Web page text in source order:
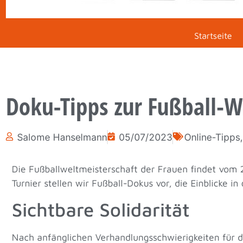
Startseite
Doku-Tipps zur Fußball-
Salome Hanselmann 05/07/2023 Online-Tipps,
Die Fußballweltmeisterschaft der Frauen findet vom
Turnier stellen wir Fußball-Dokus vor, die Einblicke
Sichtbare Solidarität
Nach anfänglichen Verhandlungsschwierigkeiten für